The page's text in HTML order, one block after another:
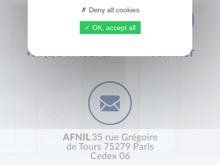
+33 (0) 1 44 41 29 19 CONTACT
AFNIL 35 rue Grégoire
de Tours 75279 Paris
Cedex 06
Deny all cookies
OK, accept all